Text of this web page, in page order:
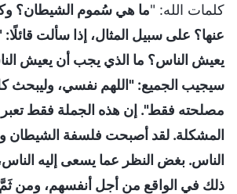
كلمات الله: "ما هي سُموم الشيطان؟
عنها؟ على سبيل المثال، إذا سألت
يعيش الناس؟ ما الذي يجب أن يعيش
سيجيب الجميع: "اللهم نفسي، وليبحث
مصلحته فقط". إن هذه الجملة فقط
المشكلة. لقد أصبحت فلسفة الشيطان
الناس. بغض النظر عما يسعى إليه
ذلك في الواقع من أجل أنفسهم، ومن